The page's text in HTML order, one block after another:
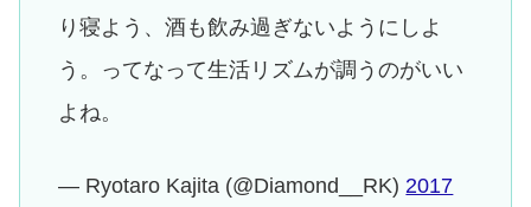
り寝よう、酒も飲み過ぎないようにしよ
う。ってなって生活リズムが調うのがいい
よね。
— Ryotaro Kajita (@Diamond__RK) 2017